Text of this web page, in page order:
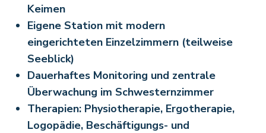
Keimen
Eigene Station mit modern
eingerichteten Einzelzimmern (teilweise
Seeblick)
Dauerhaftes Monitoring und zentrale
Überwachung im Schwesternzimmer
Therapien: Physiotherapie, Ergotherapie,
Logopädie, Beschäftigungs- und